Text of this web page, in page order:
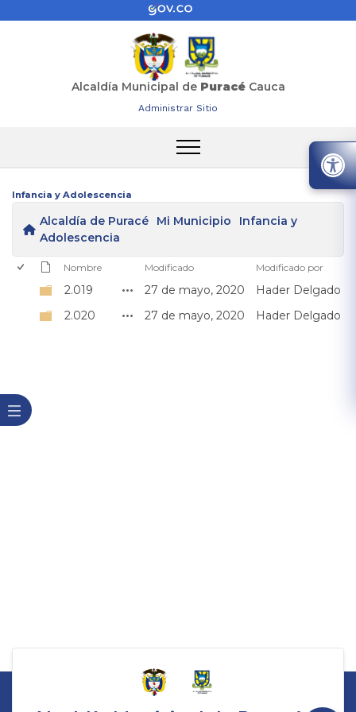
Alcaldía Municipal de Puracé Cauca
Administrar Sitio
Infancia y Adolescencia
Alcaldía de Puracé Mi Municipio
Infancia y
Adolescencia
Nombre Modificado Modificado por
2.019 27 de mayo, 2020
Hader Delgado
2.020
27 de mayo, 2020 Hader Delgado